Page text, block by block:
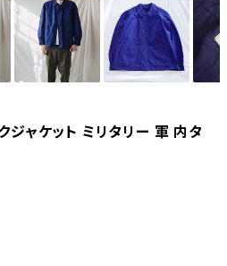
ジャケット ミリタリー 軍 内タ